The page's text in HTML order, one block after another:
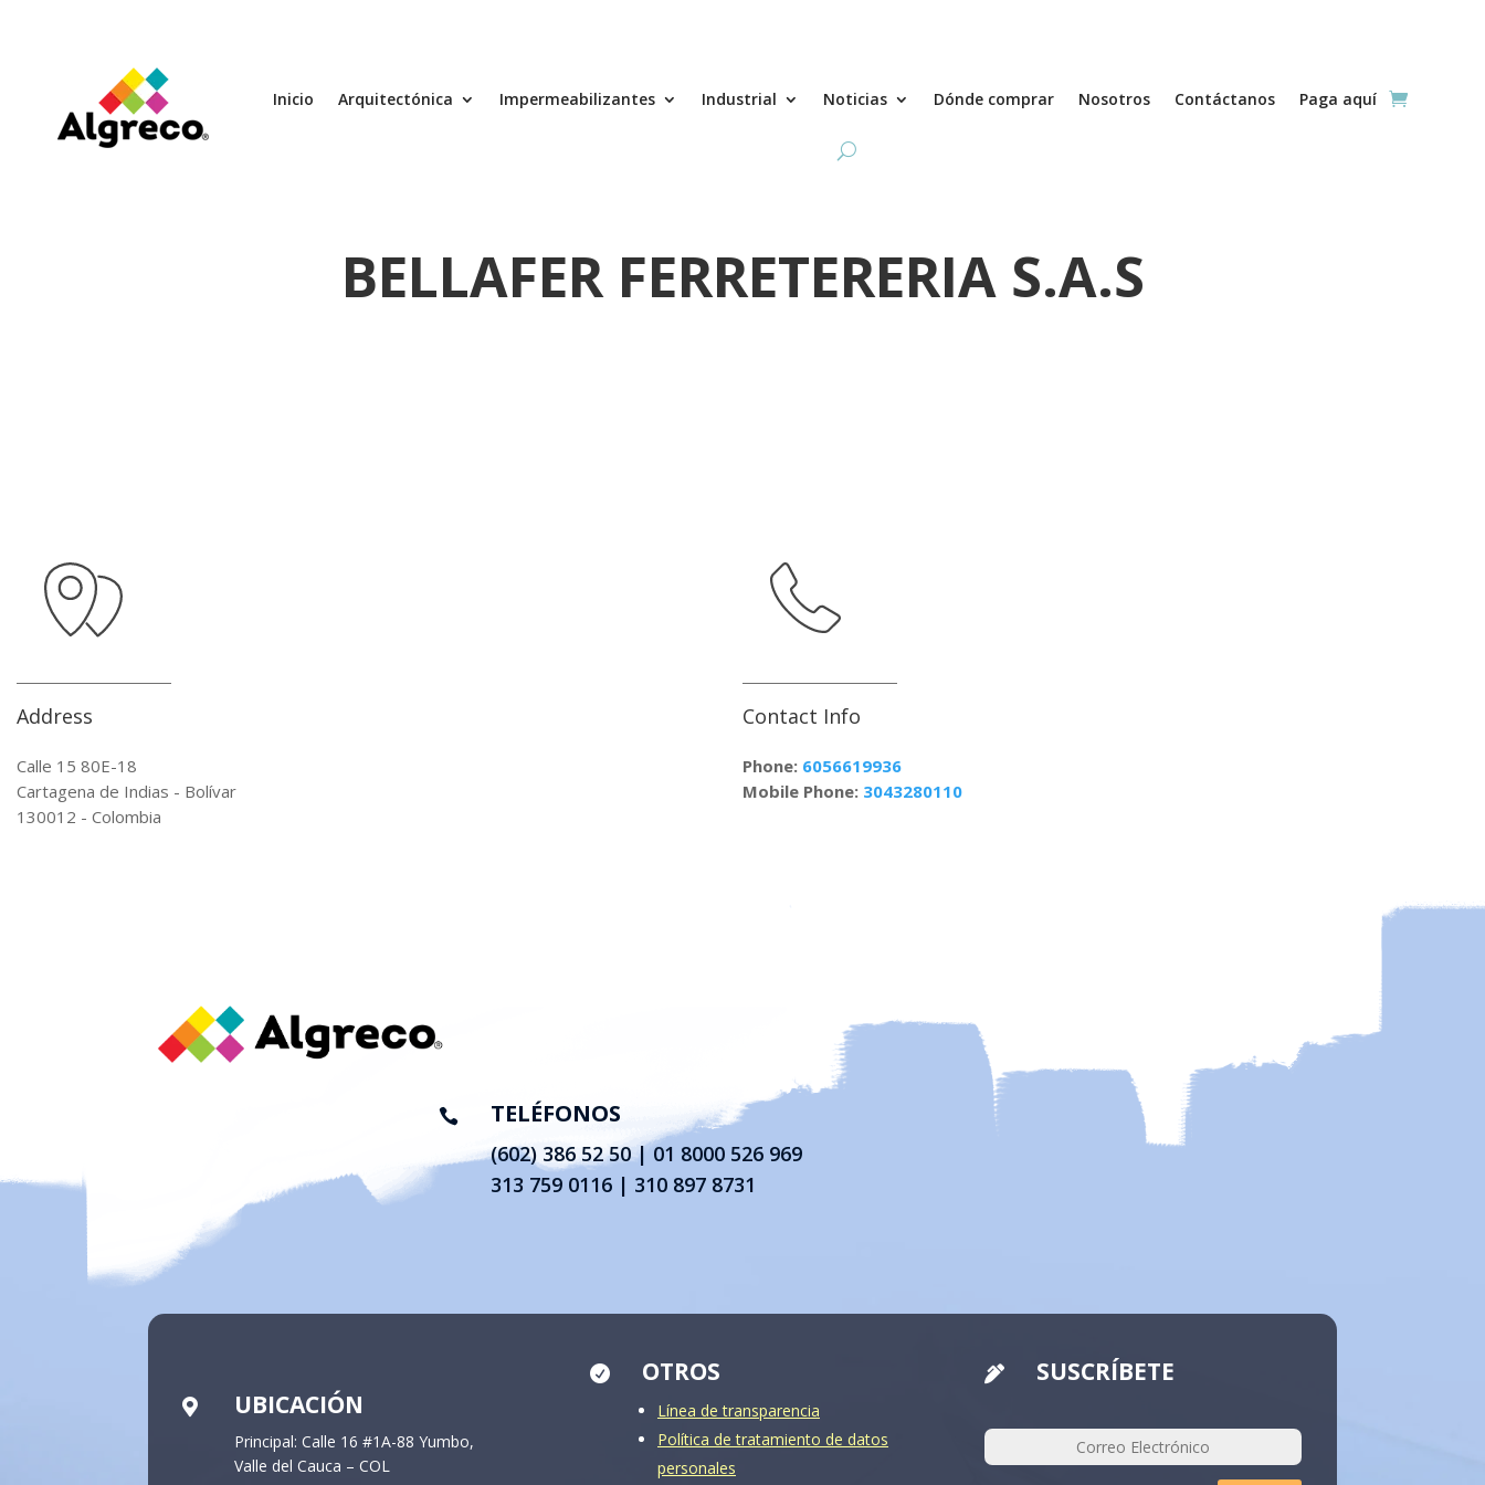
Inicio Arquitectónica Impermeabilizantes Industrial Noticias Dónde comprar Nosotros Contáctanos Paga aquí
BELLAFER FERRETERERIA S.A.S
Address
Calle 15 80E-18
Cartagena de Indias - Bolívar
130012 - Colombia
Contact Info
Phone: 6056619936
Mobile Phone: 3043280110
 TELÉFONOS
(602) 386 52 50| 01 8000 526 969
313 759 0116 | 310 897 8731
 UBICACIÓN
Principal: Calle 16 #1A-88 Yumbo,
Valle del Cauca – COL
 OTROS
Línea de transparencia
Política de tratamiento de datos
personales
 SUSCRÍBETE